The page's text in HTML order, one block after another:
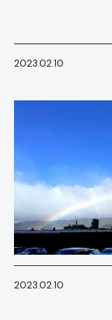
2023.02.10
2023.02.10